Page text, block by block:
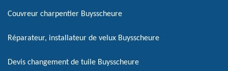
Couvreur charpentier Buysscheure
Réparateur, installateur de velux Buysscheure
Devis changement de tuile Buysscheure